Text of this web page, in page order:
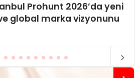
Prohunt 2026’da yeni
global marka vizyonunu